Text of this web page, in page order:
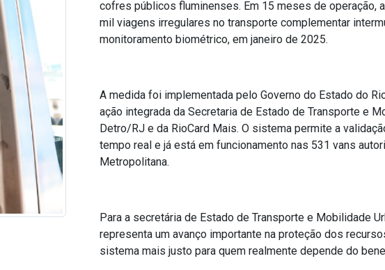
cofres públicos fluminenses. Em 15 meses de operação,
mil viagens irregulares no transporte complementar
monitoramento biométrico, em janeiro de 2025.
A medida foi implementada pelo Governo do Estado do
ação integrada da Secretaria de Estado de Transporte e
Detro/RJ e da RioCard Mais. O sistema permite a
tempo real e já está em funcionamento nas 531 vans
Metropolitana.
Para a secretária de Estado de Transporte e Mobilidade
representa um avanço importante na proteção dos
sistema mais justo para quem realmente depende do